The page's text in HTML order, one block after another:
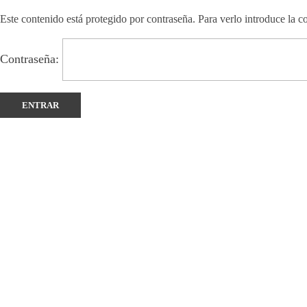
Este contenido está protegido por contraseña. Para verlo introduce la
Contraseña: